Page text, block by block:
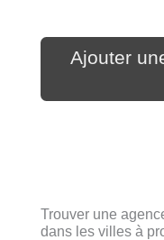
Ajouter
Trouver une
dans les villes à